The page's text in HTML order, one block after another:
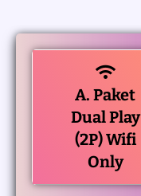
A. Paket
Dual Play
(2P) Wifi
Only